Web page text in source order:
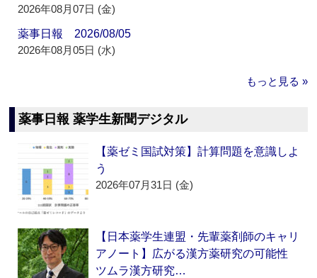
2026年08月07日 (金)
薬事日報 2026/08/05
2026年08月05日 (水)
もっと見る »
薬事日報 薬学生新聞デジタル
【薬ゼミ国試対策】計算問題を意識しよ
う
2026年07月31日 (金)
【日本薬学生連盟・先輩薬剤師のキャリ
アノート】広がる漢方薬研究の可能性
ツムラ漢方研究…